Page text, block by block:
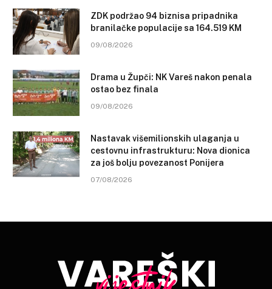
ZDK podržao 94 biznisa pripadnika
branilačke populacije sa 164.519 KM
09/08/2026
Drama u Župči: NK Vareš nakon penala
ostao bez finala
09/08/2026
Nastavak višemilionskih ulaganja u
cestovnu infrastrukturu: Nova dionica
za još bolju povezanost Ponijera
07/08/2026